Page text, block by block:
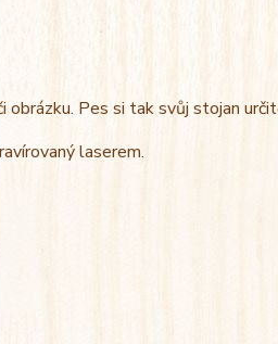
obrázku. Pes si tak svůj stojan
laserem.